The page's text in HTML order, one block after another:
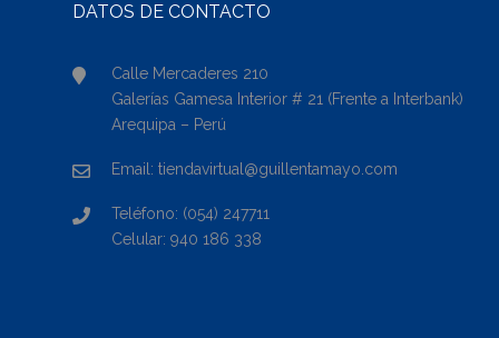
DATOS DE CONTACTO
Calle Mercaderes 210
Galerías Gamesa Interior # 21 (Frente a Interbank)
Arequipa – Perú
Email: tiendavirtual@guillentamayo.com
Teléfono: (054) 247711
Celular: 940 186 338